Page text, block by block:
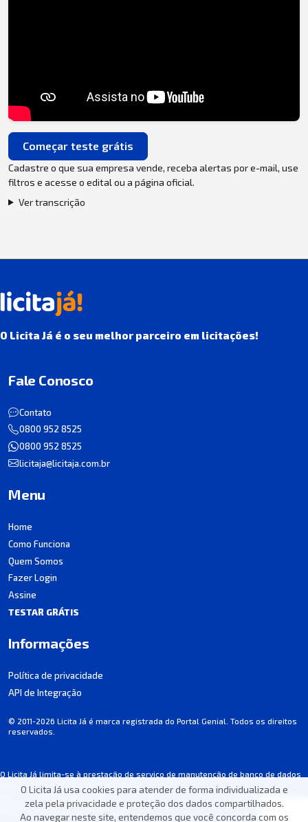
O Licita Já usa cookies para atender de forma individualizada e
zela pela privacidade e proteção dos dados compartilhados.
Ao navegar neste site, entendemos que você concorda com os
Começar teste grátis
Cadastre o que sua empresa vende, receba alertas por e-mail, use
filtros e acesse o edital ou a página oficial.
Ver transcrição
O Licita Já é o seu melhor parceiro em licitações!
O Licita Já limita-se à prestação de serviço de manutenção de banco de dados
de licitações, não participando dos processos.
Algumas informações podem apresentar incorreções involuntárias. Consulte
sempre o edital de cada licitação.
Fale Conosco
Contato
0800 952 8525
0800 952 8525
licitaja@licitaja.com.br
Menu
Home
Como Funciona
Quem Somos
Fazer Login
Assine
TESTAR GRÁTIS
Informações
Política de privacidade
API de Integração
© 2011-2026 Licita Já é marca registrada do Portal Genial. Todos os direitos
reservados.